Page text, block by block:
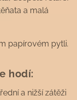
a malá
papírovém pytli.
hodí:
a nižší zátěži